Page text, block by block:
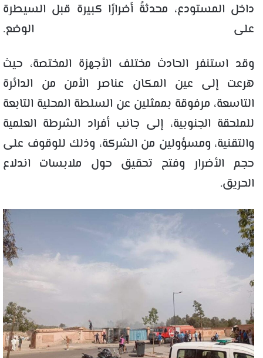
داخل المستودع، محدثةً أضرارًا كبيرة قبل السيطرة
على الوضع.
وقد استنفر الحادث مختلف الأجهزة المختصة، حيث
هرعت إلى عين المكان عناصر الأمن من الدائرة
التاسعة، مرفوقة بممثلين عن السلطة المحلية التابعة
للملحقة الجنوبية، إلى جانب أفراد الشرطة العلمية
والتقنية، ومسؤولين من الشركة، وذلك للوقوف على
حجم الأضرار وفتح تحقيق حول ملابسات اندلاع
الحريق.